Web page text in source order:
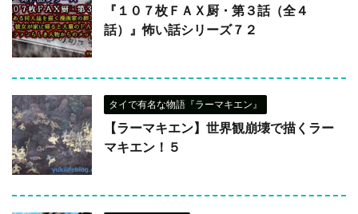
『１０７枚ＦＡＸ厨・第３話（全４
話）』怖い話シリーズ７２
タイで有名な物語『ラーマキエン』
【ラーマキエン】世界観崩壊で描くラー
マキエン！５